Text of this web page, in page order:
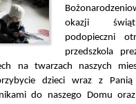
okazji
podopieczni
przedszkola
na twarzach naszych
dzieci wraz z
do naszego Domu